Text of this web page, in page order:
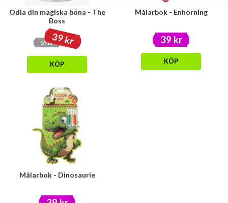
Odla din magiska böna - The
Boss
59 kr39 kr
KÖP
Målarbok - Enhörning
39 kr
KÖP
Målarbok - Dinosaurie